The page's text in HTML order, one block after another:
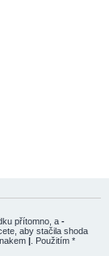
přítomno, a -
aby stačila shoda
| . Použitím *